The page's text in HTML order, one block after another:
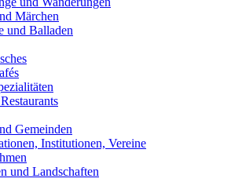
Märchen
und Balladen
Gemeinden
Institutionen, Vereine
und Landschaften